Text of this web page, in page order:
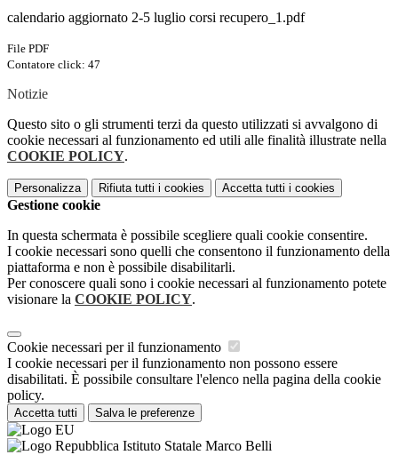
calendario aggiornato 2-5 luglio corsi recupero_1.pdf
File PDF
Contatore click: 47
Notizie
Questo sito o gli strumenti terzi da questo utilizzati si avvalgono di
cookie necessari al funzionamento ed utili alle finalità illustrate nella
COOKIE POLICY.
Personalizza Rifiuta tutti i cookies Accetta tutti i cookies
Gestione cookie
In questa schermata è possibile scegliere quali cookie consentire.
I cookie necessari sono quelli che consentono il funzionamento della
piattaforma e non è possibile disabilitarli.
Per conoscere quali sono i cookie necessari al funzionamento potete
visionare la COOKIE POLICY.
Cookie necessari per il funzionamento
I cookie necessari per il funzionamento non possono essere
disabilitati. È possibile consultare l'elenco nella pagina della cookie
policy.
Accetta tutti Salva le preferenze
Istituto Statale Marco Belli